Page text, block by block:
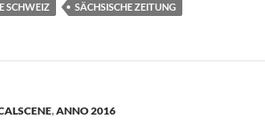
SCHWEIZ
SÄCHSISCHE ZEITUNG
,ANNO 2016